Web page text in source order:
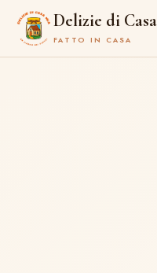
Delizie di
FATTO IN CASA